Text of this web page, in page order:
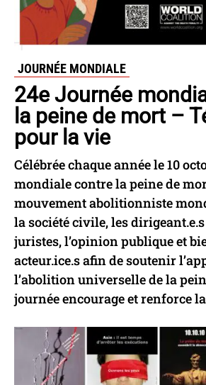
JOURNÉE MONDIALE
24e Journée
la peine de mort –
pour la vie
Célébrée chaque année le 10
mondiale contre la peine de
mouvement abolitionniste
la société civile, les
juristes, l’opinion publique et
acteur.ice.s afin de soutenir
l’abolition universelle de la
journée encourage et renforce